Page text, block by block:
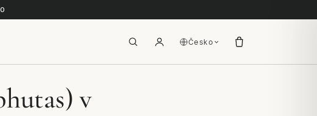
Česko
v